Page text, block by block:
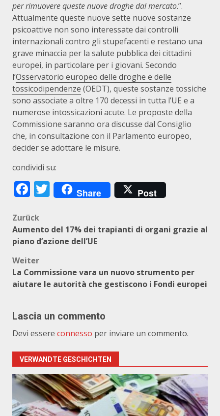
per rimuovere queste nuove droghe dal mercato.”.
Attualmente queste nuove sette nuove sostanze
psicoattive non sono interessate dai controlli
internazionali contro gli stupefacenti e restano una
grave minaccia per la salute pubblica dei cittadini
europei, in particolare per i giovani. Secondo
l’Osservatorio europeo delle droghe e delle
tossicodipendenze (OEDT), queste sostanze tossiche
sono associate a oltre 170 decessi in tutta l’UE e a
numerose intossicazioni acute. Le proposte della
Commissione saranno ora discusse dal Consiglio
che, in consultazione con il Parlamento europeo,
decider se adottare le misure.
condividi su:
Facebook
Twitter
Share Post
Beitragsnavigation
Zurück
Aumento del 17% dei trapianti di organi grazie al
piano d’azione dell’UE
Weiter
La Commissione vara un nuovo strumento per
aiutare le autorità che gestiscono i Fondi europei
Lascia un commento
Devi essere connesso per inviare un commento.
VERWANDTE GESCHICHTEN